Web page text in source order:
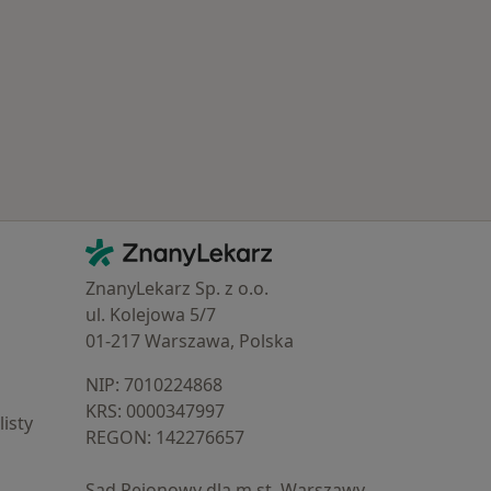
Kontakt
ZnanyLekarz - Strona główna
ZnanyLekarz Sp. z o.o.
ul. Kolejowa 5/7
01-217 Warszawa, Polska
NIP: ⁠7010224868
KRS: ⁠0000347997
REGON: ⁠142276657